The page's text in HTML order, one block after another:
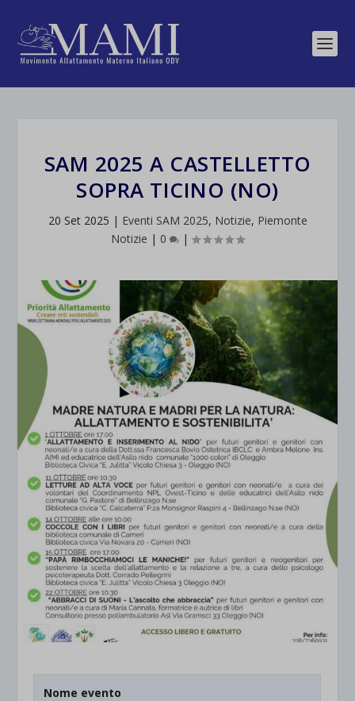
SAM 2025 A CASTELLETTO
SOPRA TICINO (NO)
20 Set 2025 | Eventi SAM 2025, Notizie, Piemonte
Notizie | 0 |
Nome evento